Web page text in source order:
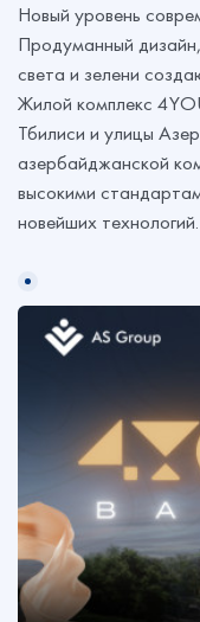
Новый уровень
Продуманный
света и зелени
Жилой комплекс
Тбилиси и улицы
азербайджанской
высокими
новейших технологий.